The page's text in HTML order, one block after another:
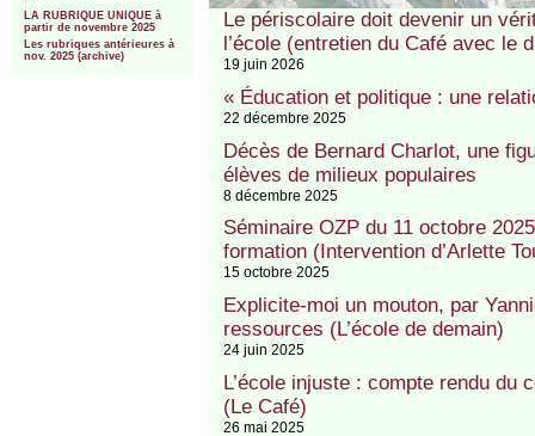
LA RUBRIQUE UNIQUE à
partir de novembre 2025
Les rubriques antérieures à
nov. 2025 (archive)
Le périscolaire doit devenir un
l’école (entretien du Café avec le
19 juin 2026
« Éducation et politique : une
22 décembre 2025
Décès de Bernard Charlot, une
élèves de milieux populaires
8 décembre 2025
Séminaire OZP du 11 octobre
formation (Intervention d’Arlette
15 octobre 2025
Explicite-moi un mouton, par
ressources (L’école de demain)
24 juin 2025
L’école injuste : compte rendu du
(Le Café)
26 mai 2025